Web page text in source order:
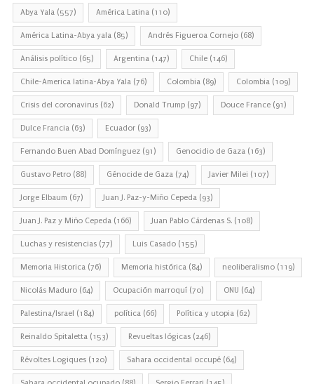
Abya Yala (557) América Latina (110)
América Latina-Abya yala (85) Andrés Figueroa Cornejo (68)
Análisis político (65) Argentina (147) Chile (146)
Chile-America latina-Abya Yala (76) Colombia (89) Colombia (109)
Crisis del coronavirus (62) Donald Trump (97) Douce France (91)
Dulce Francia (63) Ecuador (93)
Fernando Buen Abad Domínguez (91) Genocidio de Gaza (163)
Gustavo Petro (88) Génocide de Gaza (74) Javier Milei (107)
Jorge Elbaum (67) Juan J. Paz-y-Miño Cepeda (93)
Juan J. Paz y Miño Cepeda (166) Juan Pablo Cárdenas S. (108)
Luchas y resistencias (77) Luis Casado (155)
Memoria Historica (76) Memoria histórica (84) neoliberalismo (119)
Nicolás Maduro (64) Ocupación marroquí (70) ONU (64)
Palestina/Israel (184) política (66) Política y utopia (62)
Reinaldo Spitaletta (153) Revueltas lógicas (246)
Révoltes Logiques (120) Sahara occidental occupé (64)